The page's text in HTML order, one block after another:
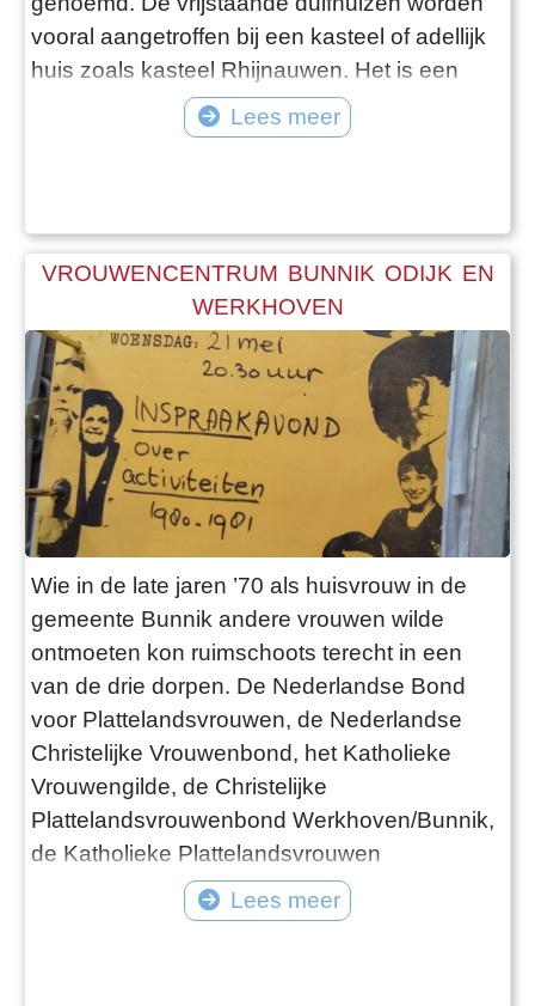
vooral aangetroffen bij een kasteel of adellijk
huis zoals kasteel Rhijnauwen. Het is een
gebouw met rondom doorlopend muurwerk
van de grond af opgetrokken. Een
duiven via invliegopeningen in de kap
Lees meer
VROUWENCENTRUM BUNNIK ODIJK EN
WERKHOVEN
Wie in de late jaren ’70 als huisvrouw in de
gemeente Bunnik andere vrouwen wilde
ontmoeten kon ruimschoots terecht in een
van de drie dorpen. De Nederlandse Bond
voor Plattelandsvrouwen, de Nederlandse
Christelijke Vrouwenbond, het Katholieke
Vrouwengilde, de Christelijke
Plattelandsvrouwenbond Werkhoven/Bunnik,
de Katholieke Plattelandsvrouwen
Organisatie, de Nederlandse Vereniging van
Huisvrouwen, Vrouwen in de VVD, de Rooie
Lees meer